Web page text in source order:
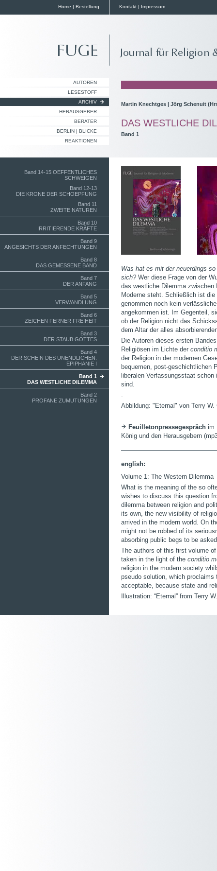
Home | Bestellung Kontakt | Impressum
AUTOREN
LESESTOFF
ARCHIV
HERAUSGEBER
BERATER
BERLIN | BLICKE
REAKTIONEN
Martin Knechtges | Jörg Schenuit
DAS WESTLICHE
Band 1
Band 14-15 OEFFENTLICHES
SCHWEIGEN
Band 12-13
DIE KRONE DER SCHOEPFUNG
Band 11
ZWEITE NATUREN
Band 10
IRRITIERENDE KRÄFTE
Band 9
ANGESICHTS DER ANFECHTUNGEN
Band 8
DAS GEMESSENE BAND
Band 7
DER ANFANG
Band 5
VERWANDLUNG
Band 6
ZEICHEN FERNER FREIHEIT
Band 3
DER STAUB GOTTES
Band 4
DER SCHEIN DES UNENDLICHEN.
EPIPHANIE I
Band 1
DAS WESTLICHE DILEMMA
Band 2
PROFANE ZUMUTUNGEN
Was hat es mit der neuerdings
sich?Wer diese Frage von der
das westliche Dilemma
Moderne steht. Schließlich ist
genommen noch kein
angekommen ist. Im Gegenteil,
ob der Religion nicht das
dem Altar der alles
Die Autoren dieses ersten
Religiösen im Lichte der conditio
der Religion in der modernen
bequemen, post-geschichtlichen
liberalen Verfassungsstaat
sind.
.
Abbildung: "Eternal" von Terry
Feuilletonpressegespräch im
König und den Herausgebern
english:
Volume 1: The Western Dilemma
What is the meaning of the so
wishes to discuss this question
dilemma between religion and
its own, the new visibility of
arrived in the modern world. On
might not be robbed of its
absorbing public begs to be
The authors of this first volume
taken in the light of the conditio
religion in the modern society
pseudo solution, which
acceptable, because state and
Illustration: “Eternal” from Terry